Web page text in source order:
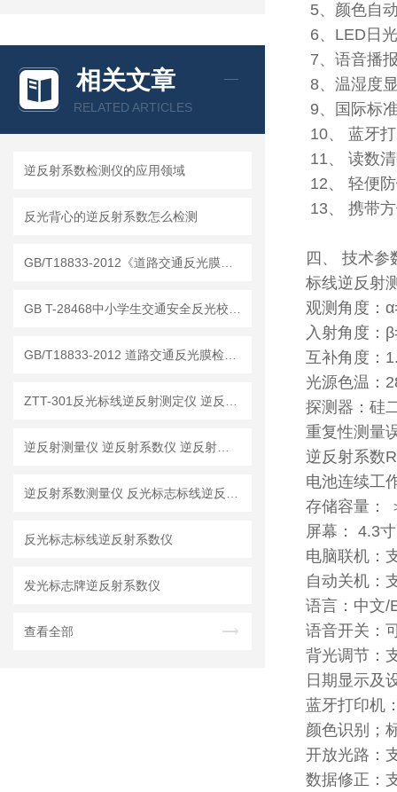
相关文章
RELATED ARTICLES
逆反射系数检测仪的应用领域
反光背心的逆反射系数怎么检测
反光标志标线逆反射系数仪
发光标志牌逆反射系数仪
查看全部
5、颜色自
6、LED日
7、语音播
8、温湿度
9、国际标
10、 蓝牙
11、 读数
12、 轻便
13、 携带
四、 技术参
标线逆反射
观测角度：
入射角度：
互补角度：
光源色温：
探测器：硅
重复性测量
逆反射系数
电池连续工
存储容量：
屏幕： 4.3
电脑联机：
自动关机：
语言：中文/
语音开关：
背光调节：
日期显示及
蓝牙打印机
颜色识别；
开放光路：
数据修正：